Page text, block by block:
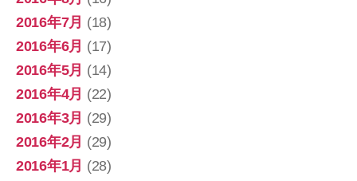
2016年7月 (18)
2016年6月 (17)
2016年5月 (14)
2016年4月 (22)
2016年3月 (29)
2016年2月 (29)
2016年1月 (28)